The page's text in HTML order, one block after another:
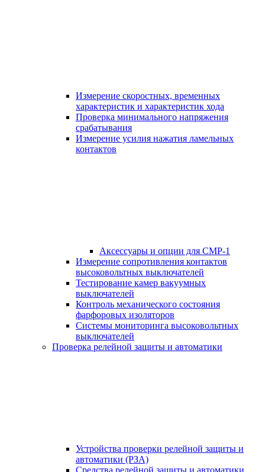
Измерение скоростных, временных
характеристик и характеристик хода
Проверка минимального напряжения
срабатывания
Измерение усилия нажатия ламельных
контактов
Аксессуары и опции для СМР-1
Измерение сопротивления контактов
высоковольтных выключателей
Тестирование камер вакуумных
выключателей
Контроль механического состояния
фарфоровых изоляторов
Системы мониторинга высоковольтных
выключателей
Проверка релейной защиты и автоматики
Устройства проверки релейной защиты и
автоматики (РЗА)